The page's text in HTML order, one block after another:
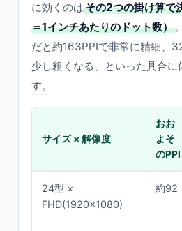
に効くのはその2つの掛け算で
＝1インチあたりのドット数）
だと約163PPIで非常に精細、
少し粗くなる、といった具合
す。
サイズ × 解像度
おお
よそ
のPPI
24型 ×
FHD(1920×1080)
約92